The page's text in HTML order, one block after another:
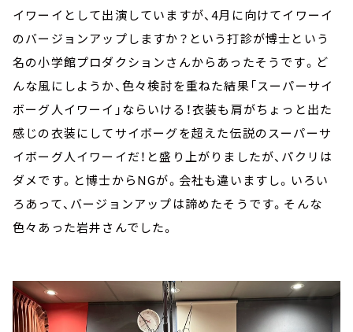
イワーイとして出演していますが、4月に向けてイワーイ
のバージョンアップしますか？という打診が博士という
名の小学館プロダクションさんからあったそうです。ど
んな風にしようか、色々検討を重ねた結果「スーパーサイ
ボーグ人イワーイ」ならいける！衣装も肩がちょっと出た
感じの衣装にしてサイボーグを超えた伝説のスーパーサ
イボーグ人イワーイだ！と盛り上がりましたが、パクリは
ダメです。と博士からNGが。会社も違いますし。いろい
ろあって、バージョンアップは諦めたそうです。そんな
色々あった岩井さんでした。